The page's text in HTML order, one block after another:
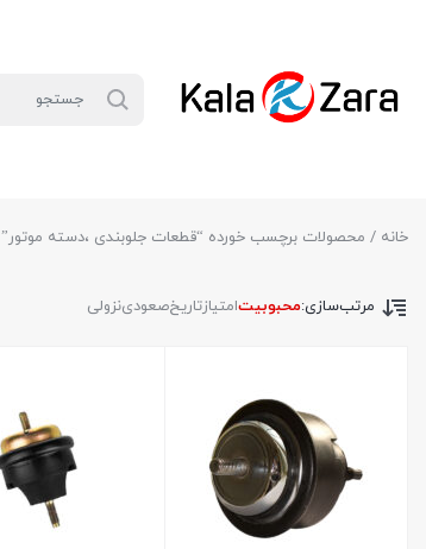
خانه / محصولات برچسب خورده “قطعات جلوبندی ،دسته موتور”
مرتب‌سازی:محبوبیتامتیازتاریخصعودینزولی